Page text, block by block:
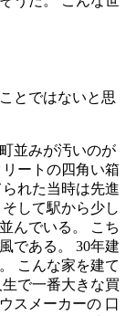
とではないと思
並みが汚いのが
ートの四角い箱
れた当時は先進
して駅から少し
んでいる。 こち
である。 30年建
こんな家を建て
で一番大きな買
スメーカーの 口